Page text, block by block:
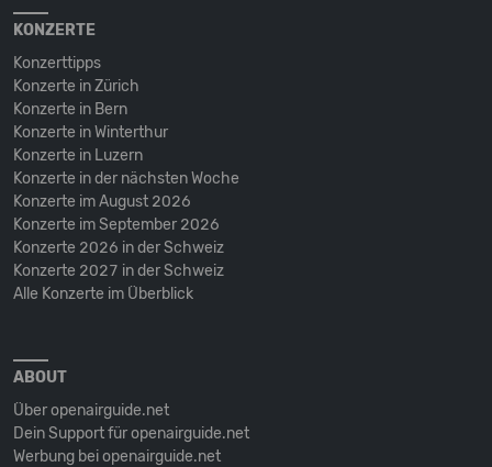
KONZERTE
Konzerttipps
Konzerte in Zürich
Konzerte in Bern
Konzerte in Winterthur
Konzerte in Luzern
Konzerte in der nächsten Woche
Konzerte im August 2026
Konzerte im September 2026
Konzerte 2026 in der Schweiz
Konzerte 2027 in der Schweiz
Alle Konzerte im Überblick
ABOUT
Über openairguide.net
Dein Support für openairguide.net
Werbung bei openairguide.net